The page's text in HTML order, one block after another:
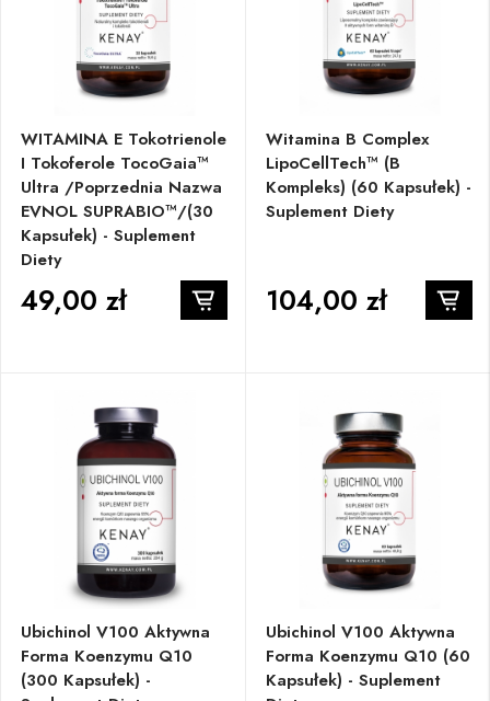
WITAMINA E Tokotrienole
I Tokoferole TocoGaia™
Ultra /poprzednia Nazwa
EVNOL SUPRABIO™/(30
Kapsułek) - Suplement
Diety
49,00 zł
Witamina B Complex
LipoCellTech™ (B
Kompleks) (60 Kapsułek) -
Suplement Diety
104,00 zł
Ubichinol V100 Aktywna
Forma Koenzymu Q10
(300 Kapsułek) -
Ubichinol V100 Aktywna
Forma Koenzymu Q10 (60
Kapsułek) - Suplement